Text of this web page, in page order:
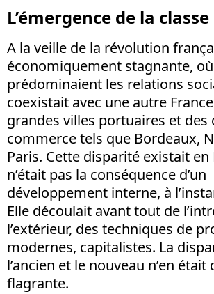
L’émergence de la
A la veille de la révolution
économiquement stagnante, où
prédominaient les relations
coexistait avec une autre
grandes villes portuaires et des
commerce tels que Bordeaux,
Paris. Cette disparité existait en
n’était pas la conséquence d’un
développement interne, à
Elle découlait avant tout de
l’extérieur, des techniques de
modernes, capitalistes. La
l’ancien et le nouveau n’en était
flagrante.